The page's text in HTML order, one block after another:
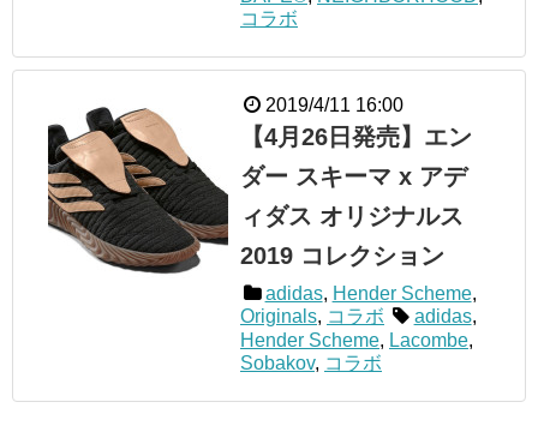
コラボ
2019/4/11 16:00
【4月26日発売】エン
ダー スキーマ x アデ
ィダス オリジナルス
2019 コレクション
adidas, Hender Scheme,
Originals, コラボ adidas,
Hender Scheme, Lacombe,
Sobakov, コラボ